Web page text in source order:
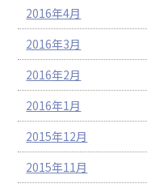
2016年4月
2016年3月
2016年2月
2016年1月
2015年12月
2015年11月